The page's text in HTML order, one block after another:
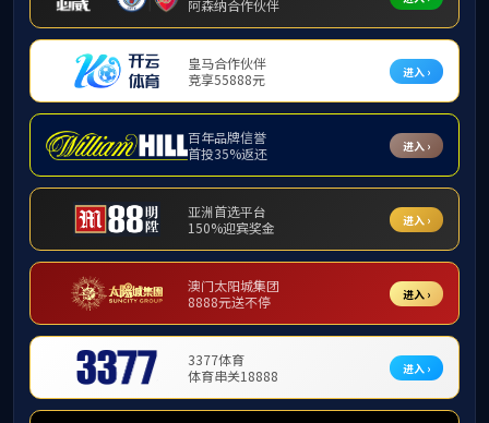
研究生导师
解剖学系
病理学系
生理学与病理生理学系
病原生物学与免疫学系
前沿交叉学系
基础医学研究所
焦仁杰